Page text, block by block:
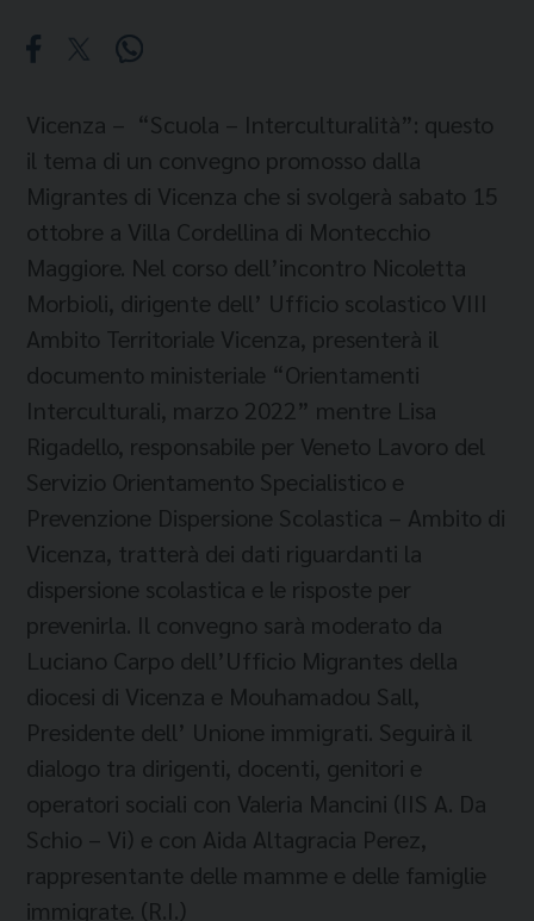
Vicenza – “Scuola – Interculturalità”: questo
il tema di un convegno promosso dalla
Migrantes di Vicenza che si svolgerà sabato 15
ottobre a Villa Cordellina di Montecchio
Maggiore. Nel corso dell’incontro Nicoletta
Morbioli, dirigente dell’ Ufficio scolastico VIII
Ambito Territoriale Vicenza, presenterà il
documento ministeriale “Orientamenti
Interculturali, marzo 2022” mentre Lisa
Rigadello, responsabile per Veneto Lavoro del
Servizio Orientamento Specialistico e
Prevenzione Dispersione Scolastica – Ambito di
Vicenza, tratterà dei dati riguardanti la
dispersione scolastica e le risposte per
prevenirla. Il convegno sarà moderato da
Luciano Carpo dell’Ufficio Migrantes della
diocesi di Vicenza e Mouhamadou Sall,
Presidente dell’ Unione immigrati. Seguirà il
dialogo tra dirigenti, docenti, genitori e
operatori sociali con Valeria Mancini (IIS A. Da
Schio – Vi) e con Aida Altagracia Perez,
rappresentante delle mamme e delle famiglie
immigrate. (R.I.)